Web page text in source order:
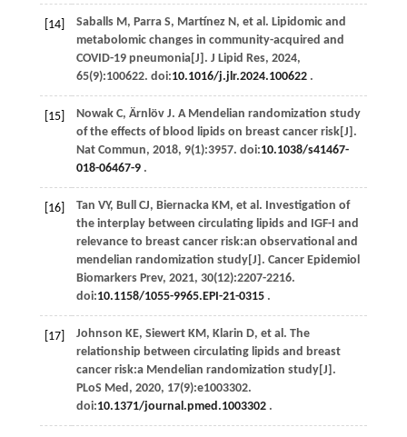
[14] Saballs M, Parra S, Martínez N, et al. Lipidomic and
metabolomic changes in community-acquired and
COVID-19 pneumonia[J]. J Lipid Res, 2024,
65(9):100622. doi:10.1016/j.jlr.2024.100622.
[15] Nowak C, Ärnlöv J. A Mendelian randomization study
of the effects of blood lipids on breast cancer risk[J].
Nat Commun, 2018, 9(1):3957. doi:10.1038/s41467-
018-06467-9.
[16] Tan VY, Bull CJ, Biernacka KM, et al. Investigation of
the interplay between circulating lipids and IGF-I and
relevance to breast cancer risk:an observational and
mendelian randomization study[J]. Cancer Epidemiol
Biomarkers Prev, 2021, 30(12):2207-2216.
doi:10.1158/1055-9965.EPI-21-0315.
[17] Johnson KE, Siewert KM, Klarin D, et al. The
relationship between circulating lipids and breast
cancer risk:a Mendelian randomization study[J].
PLoS Med, 2020, 17(9):e1003302.
doi:10.1371/journal.pmed.1003302.